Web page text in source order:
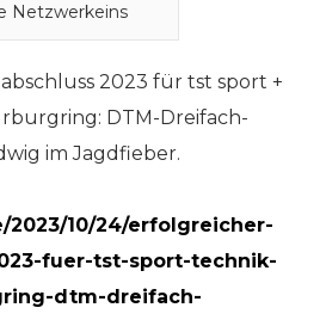
Netzwerkeins
2023 für tst sport +
DTM-Dreifach-
im Jagdfieber.
2023/10/24/erfolgreicher-
fuer-tst-sport-technik-
dtm-dreifach-